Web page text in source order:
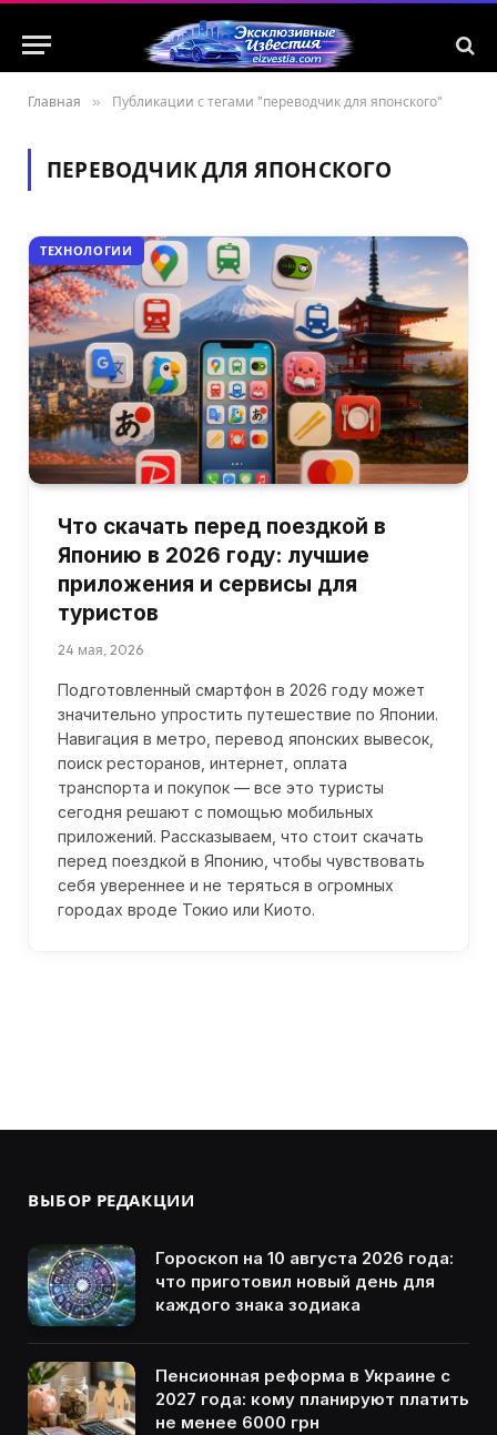
Главная » Публикации с тегами "переводчик для японского"
ПЕРЕВОДЧИК ДЛЯ ЯПОНСКОГО
ТЕХНОЛОГИИ
Что скачать перед поездкой в
Японию в 2026 году: лучшие
приложения и сервисы для
туристов
24 мая, 2026
Подготовленный смартфон в 2026 году может
значительно упростить путешествие по Японии.
Навигация в метро, перевод японских вывесок,
поиск ресторанов, интернет, оплата
транспорта и покупок — все это туристы
сегодня решают с помощью мобильных
приложений. Рассказываем, что стоит скачать
перед поездкой в Японию, чтобы чувствовать
себя увереннее и не теряться в огромных
городах вроде Токио или Киото.
ВЫБОР РЕДАКЦИИ
Гороскоп на 10 августа 2026 года:
что приготовил новый день для
каждого знака зодиака
Пенсионная реформа в Украине с
2027 года: кому планируют платить
не менее 6000 грн